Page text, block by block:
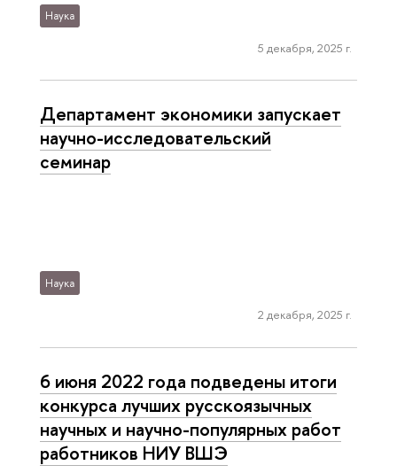
Наука
5 декабря, 2025 г.
Департамент экономики запускает
научно-исследовательский
семинар
Наука
2 декабря, 2025 г.
6 июня 2022 года подведены итоги
конкурса лучших русскоязычных
научных и научно-популярных работ
работников НИУ ВШЭ